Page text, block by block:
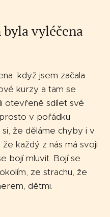
vyléčena
když jsem začala
kurzy a tam se
otevřeně sdílet své
v pořádku
že děláme chyby i v
každý z nás má svoji
bojí mluvit. Bojí se
ze strachu, že
dětmi.